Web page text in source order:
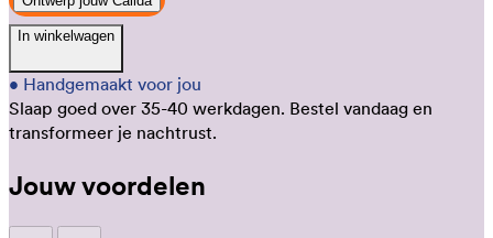
In winkelwagen
• Handgemaakt voor jou
Slaap goed over 35-40 werkdagen. Bestel vandaag en
transformeer je nachtrust.
Jouw voordelen